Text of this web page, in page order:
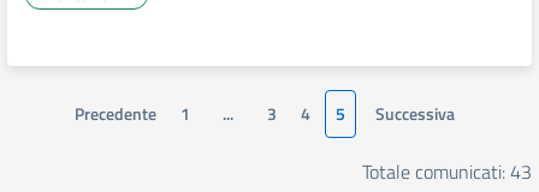
Precedente 1 ... 3 4 5 Successiva
Totale comunicati: 43